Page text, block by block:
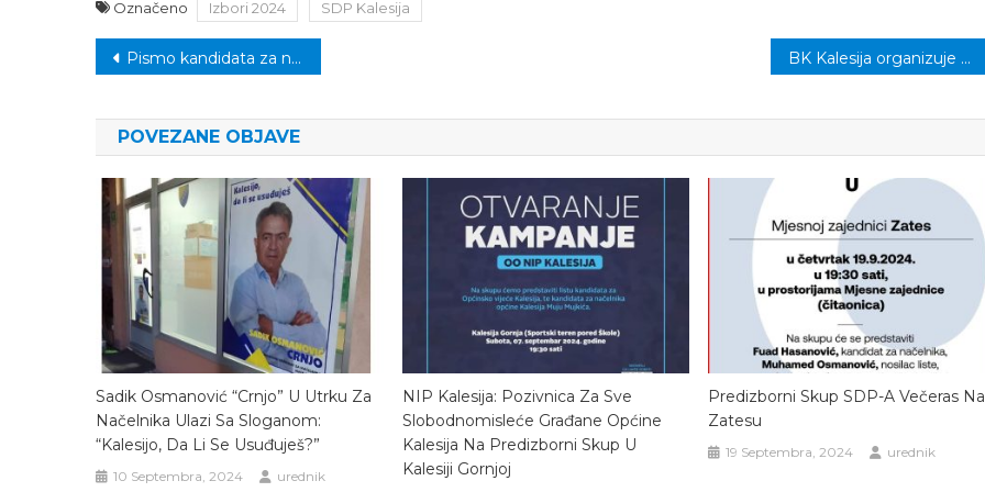
Označeno Izbori 2024 SDP Kalesija
Navigacija
Pismo kandidata za načelnika Kalesije: Vi ste na potezu, odlučujete u kojem smjeru idemo nakon Izbora BK Kalesija organizuje 4. Kalesijsku biciklijadu
POVEZANE OBJAVE
Sadik Osmanović “Crnjo” U Utrku Za
Načelnika Ulazi Sa Sloganom:
“Kalesijo, Da Li Se Usuđuješ?”
10 Septembra, 2024 urednik
NIP Kalesija: Pozivnica Za Sve
Slobodnomisleće Građane Općine
Kalesija Na Predizborni Skup U
Kalesiji Gornjoj
Predizborni Skup SDP-A Večeras Na
Zatesu
19 Septembra, 2024 urednik